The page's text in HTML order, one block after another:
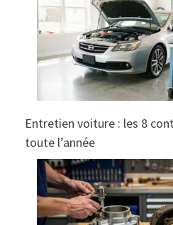
Entretien voiture : les 8
toute l’année